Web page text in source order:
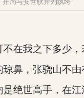
开局与安世耿并列纨绔
我之下多少，
，张骁山不由
世高手，在江